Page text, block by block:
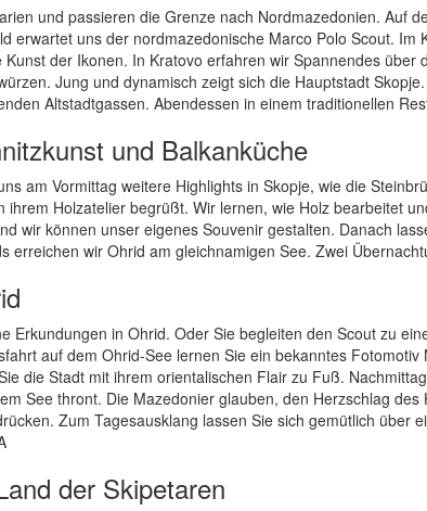
und passieren die Grenze nach Nordmazedonien. Auf
erwartet uns der nordmazedonische Marco Polo Scout. Im
der Ikonen. In Kratovo erfahren wir Spannendes
Jung und dynamisch zeigt sich die Hauptstadt
Altstadtgassen. Abendessen in einem traditionellen
und Balkanküche
am Vormittag weitere Highlights in Skopje, wie die
ihrem Holzatelier begrüßt. Wir lernen, wie Holz bearbeitet
wir können unser eigenes Souvenir gestalten. Danach
erreichen wir Ohrid am gleichnamigen See. Zwei
Erkundungen in Ohrid. Oder Sie begleiten den Scout zu
auf dem Ohrid-See lernen Sie ein bekanntes
die Stadt mit ihrem orientalischen Flair zu Fuß.
See thront. Die Mazedonier glauben, den Herzschlag
Zum Tagesausklang lassen Sie sich gemütlich über
der Skipetaren